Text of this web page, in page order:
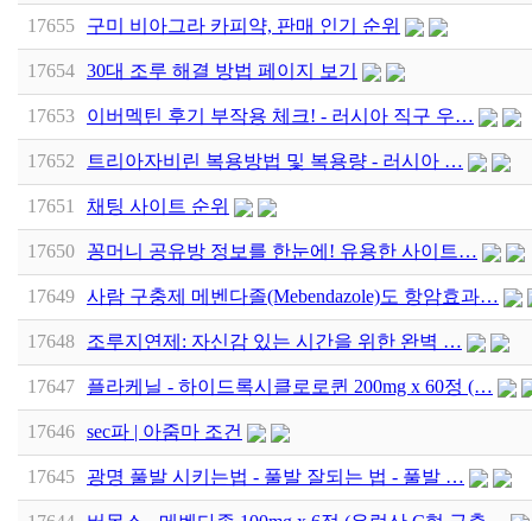
17655 구미 비아그라 카피약, 판매 인기 순위
17654 30대 조루 해결 방법 페이지 보기
17653 이버멕틴 후기 부작용 체크! - 러시아 직구 우…
17652 트리아자비린 복용방법 및 복용량 - 러시아 …
17651 채팅 사이트 순위
17650 꽁머니 공유방 정보를 한눈에! 유용한 사이트…
17649 사람 구충제 메벤다졸(Mebendazole)도 항암효과…
17648 조루지연제: 자신감 있는 시간을 위한 완벽 …
17647 플라케닐 - 하이드록시클로로퀸 200mg x 60정 (…
17646 sec파 | 아줌마 조건
17645 광명 풀발 시키는법 - 풀발 잘되는 법 - 풀발 …